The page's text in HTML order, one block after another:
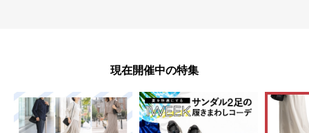
現在開催中の特集